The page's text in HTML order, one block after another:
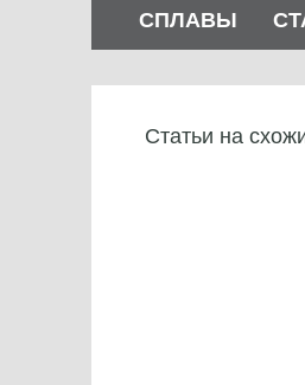
СПЛАВЫ
Статьи на